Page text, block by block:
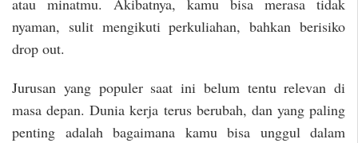
atau minatmu. Akibatnya, kamu bisa merasa tidak
nyaman, sulit mengikuti perkuliahan, bahkan berisiko
drop out.
Jurusan yang populer saat ini belum tentu relevan di
masa depan. Dunia kerja terus berubah, dan yang paling
penting adalah bagaimana kamu bisa unggul dalam